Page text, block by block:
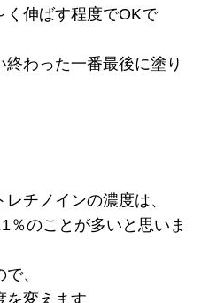
く伸ばす程度でOKで
わった一番最後に塗り
チノインの濃度は、
％のことが多いと思いま
、